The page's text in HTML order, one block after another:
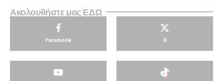
Ακολουθήστε μας ΕΔΩ
Facebook X